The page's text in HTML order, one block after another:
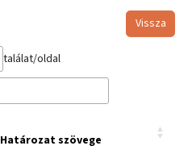
Vissza
találat/oldal
Határozat szövege